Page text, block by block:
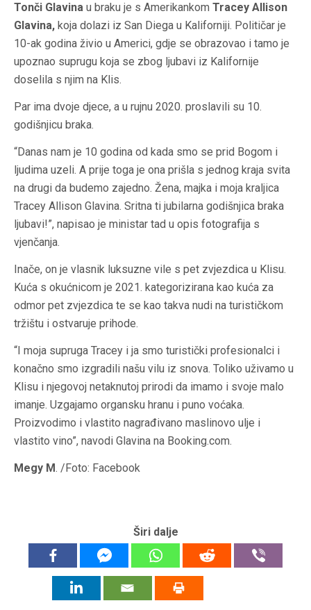
Tonči Glavina u braku je s Amerikankom Tracey Allison
Glavina, koja dolazi iz San Diega u Kaliforniji. Političar je
10-ak godina živio u Americi, gdje se obrazovao i tamo je
upoznao suprugu koja se zbog ljubavi iz Kalifornije
doselila s njim na Klis.
Par ima dvoje djece, a u rujnu 2020. proslavili su 10.
godišnjicu braka.
“Danas nam je 10 godina od kada smo se prid Bogom i
ljudima uzeli. A prije toga je ona prišla s jednog kraja svita
na drugi da budemo zajedno. Žena, majka i moja kraljica
Tracey Allison Glavina. Sritna ti jubilarna godišnjica braka
ljubavi!”, napisao je ministar tad u opis fotografija s
vjenčanja.
Inače, on je vlasnik luksuzne vile s pet zvjezdica u Klisu.
Kuća s okućnicom je 2021. kategorizirana kao kuća za
odmor pet zvjezdica te se kao takva nudi na turističkom
tržištu i ostvaruje prihode.
“I moja supruga Tracey i ja smo turistički profesionalci i
konačno smo izgradili našu vilu iz snova. Toliko uživamo u
Klisu i njegovoj netaknutoj prirodi da imamo i svoje malo
imanje. Uzgajamo organsku hranu i puno voćaka.
Proizvodimo i vlastito nagrađivano maslinovo ulje i
vlastito vino”, navodi Glavina na Booking.com.
Megy M. /Foto: Facebook
Širi dalje